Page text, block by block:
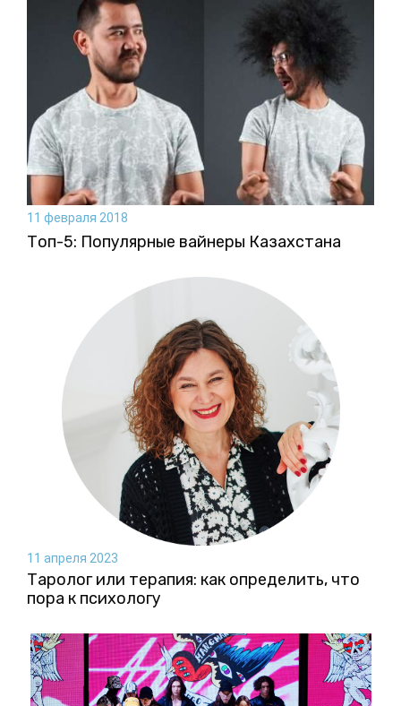
11 февраля 2018
Топ-5: Популярные вайнеры Казахстана
11 апреля 2023
Таролог или терапия: как определить, что
пора к психологу